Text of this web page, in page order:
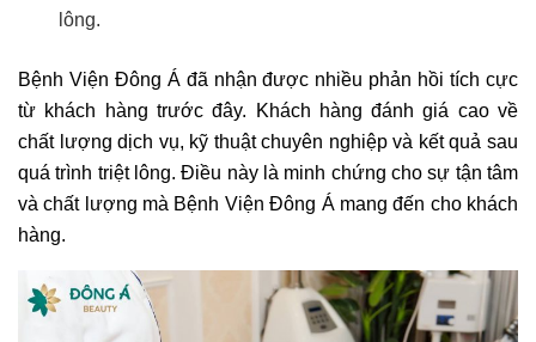
lông.
Bệnh Viện Đông Á đã nhận được nhiều phản hồi tích cực
từ khách hàng trước đây. Khách hàng đánh giá cao về
chất lượng dịch vụ, kỹ thuật chuyên nghiệp và kết quả sau
quá trình triệt lông. Điều này là minh chứng cho sự tận tâm
và chất lượng mà Bệnh Viện Đông Á mang đến cho khách
hàng.